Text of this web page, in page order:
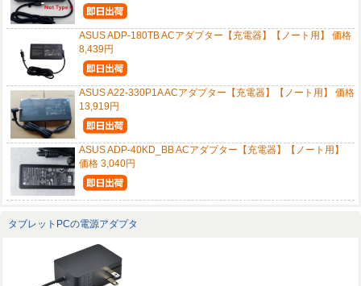
ASUS ADP-180TB ACアダプター【充電器】【ノート用】 価格
8,439円
ASUS A22-330P1A ACアダプター【充電器】【ノート用】 価格
13,919円
ASUS ADP-40KD_BB ACアダプター【充電器】【ノート用】
価格 3,040円
タブレットPCの電源アダプタ